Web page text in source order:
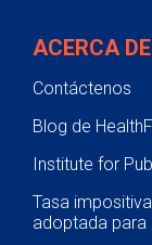
ACERCA
Contáctenos
Blog de
Institute for
Tasa impositiva
adoptada para